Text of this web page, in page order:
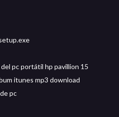
pc portátil hp pavillion 15
itunes mp3 download
pc